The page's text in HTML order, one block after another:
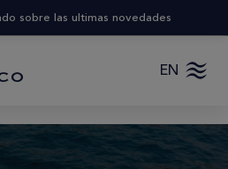
sobre las ultimas novedades
EN